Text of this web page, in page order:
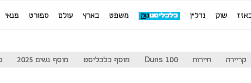
שוק נדל"ן משפט בארץ עולם ספורט פנאי
קריירה תיירות Duns 100 מוסף כלכליסט מוסף נשים 2025